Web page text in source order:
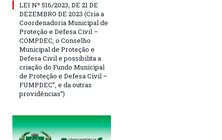
LEI Nº 516/2023, DE 21 DE
DEZEMBRO DE 2023 (Cria a
Coordenadoria Municipal de
Proteção e Defesa Civil –
COMPDEC, o Conselho
Municipal de Proteção e
Defesa Civil e possibilita a
criação do Fundo Municipal
de Proteção e Defesa Civil –
FUMPDEC”, e da outras
providências”)